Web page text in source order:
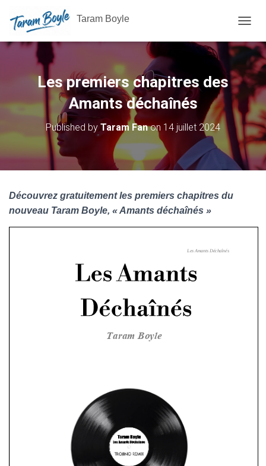
Taram Boyle
Les premiers chapitres des
Amants déchaînés
Published by Taram Fanon 14 juillet 2024
Découvrez gratuitement les premiers chapitres du
nouveau Taram Boyle, « Amants déchaînés »